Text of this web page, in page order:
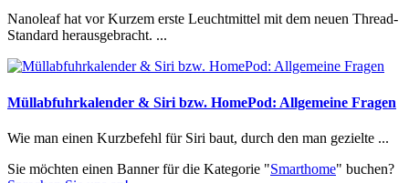
Nanoleaf hat vor Kurzem erste Leuchtmittel mit dem neuen Thread-
Standard herausgebracht. ...
Müllabfuhrkalender & Siri bzw. HomePod: Allgemeine Fragen
Wie man einen Kurzbefehl für Siri baut, durch den man gezielte ...
Sie möchten einen Banner für die Kategorie "Smarthome" buchen?